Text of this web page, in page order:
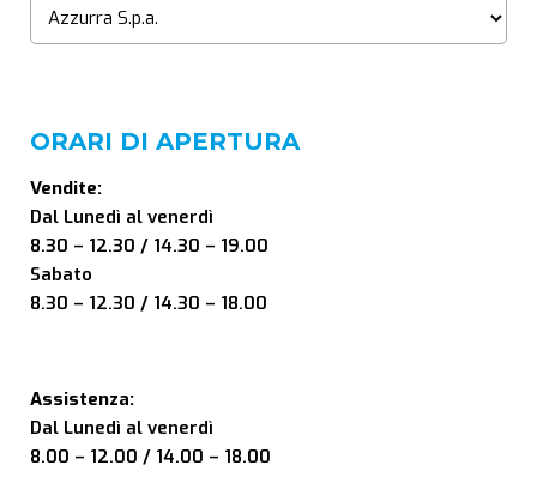
ORARI DI APERTURA
Vendite:
Dal Lunedì al venerdì
8.30 – 12.30 / 14.30 – 19.00
Sabato
8.30 – 12.30 / 14.30 – 18.00
Assistenza:
Dal Lunedì al venerdì
8.00 – 12.00 / 14.00 – 18.00